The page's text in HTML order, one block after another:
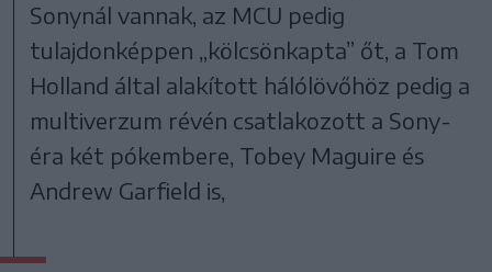
Sonynál vannak, az MCU pedig
tulajdonképpen „kölcsönkapta” őt, a Tom
Holland által alakított hálólövőhöz pedig a
multiverzum révén csatlakozott a Sony-
éra két pókembere, Tobey Maguire és
Andrew Garfield is,